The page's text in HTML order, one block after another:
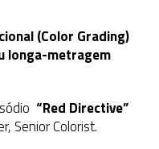
(Color Grading)
longa-metragem
“Red Directive”
Senior Colorist.